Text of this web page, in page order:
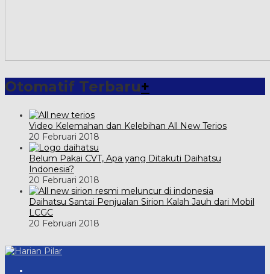
Otomatif Terbaru+
Video Kelemahan dan Kelebihan All New Terios
20 Februari 2018
Belum Pakai CVT, Apa yang Ditakuti Daihatsu
Indonesia?
20 Februari 2018
Daihatsu Santai Penjualan Sirion Kalah Jauh dari Mobil
LCGC
20 Februari 2018